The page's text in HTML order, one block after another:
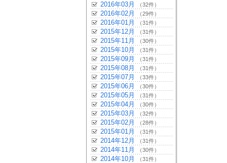
2016年03月 （32件）
2016年02月 （29件）
2016年01月 （31件）
2015年12月 （31件）
2015年11月 （30件）
2015年10月 （31件）
2015年09月 （31件）
2015年08月 （31件）
2015年07月 （33件）
2015年06月 （30件）
2015年05月 （31件）
2015年04月 （30件）
2015年03月 （32件）
2015年02月 （28件）
2015年01月 （31件）
2014年12月 （31件）
2014年11月 （30件）
2014年10月 （31件）